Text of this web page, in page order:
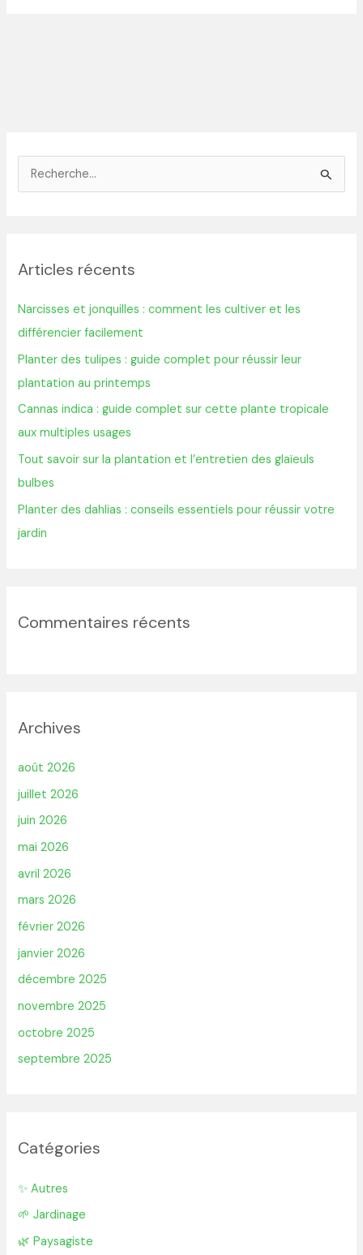
e
c
h
e
r
:
Articles récents
Narcisses et jonquilles : comment les cultiver et les
différencier facilement
Planter des tulipes : guide complet pour réussir leur
plantation au printemps
Cannas indica : guide complet sur cette plante tropicale
aux multiples usages
Tout savoir sur la plantation et l’entretien des glaïeuls
bulbes
Planter des dahlias : conseils essentiels pour réussir votre
jardin
Commentaires récents
Archives
août 2026
juillet 2026
juin 2026
mai 2026
avril 2026
mars 2026
février 2026
janvier 2026
décembre 2025
novembre 2025
octobre 2025
septembre 2025
Catégories
✨ Autres
🌱 Jardinage
🌿 Paysagiste